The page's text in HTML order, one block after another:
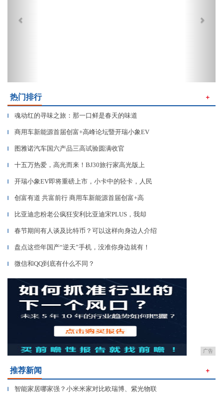
热门排行 ＋
▎ 魂动红的寻味之旅：那一口鲜是春天的味道
▎ 商用车新能源首届创富+高峰论坛暨开瑞小象EV
▎ 图雅诺汽车国六产品三高试验圆满收官
▎ 十五万热爱，高光而来！BJ30旅行家高光版上
▎ 开瑞小象EV即将重磅上市，小卡中的轻卡，人民
▎ 创富有道 共富前行 商用车新能源首届创富+高
▎ 比亚迪忠粉老公疯狂安利比亚迪宋PLUS，我却
▎ 春节期间有人谈及比特币？可以这样向身边人介绍
▎ 盘点这些年国产“逆天”手机，没准你身边就有！
▎ 微信和QQ到底有什么不同？
广告
推荐新闻 ＋
▎ 智能家居哪家强？小米米家对比欧瑞博、紫光物联